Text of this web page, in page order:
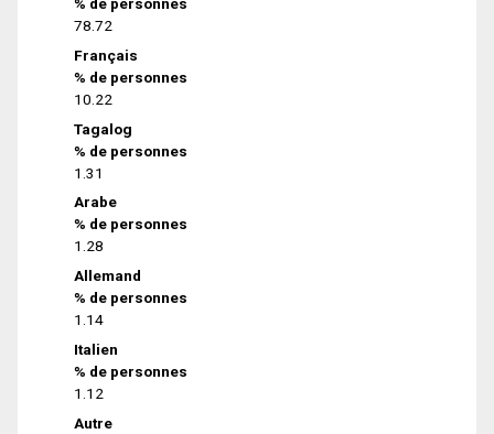
78.72
Français
% de personnes
10.22
Tagalog
% de personnes
1.31
Arabe
% de personnes
1.28
Allemand
% de personnes
1.14
Italien
% de personnes
1.12
Autre